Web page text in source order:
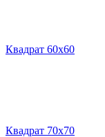
Квадрат 60х60
Квадрат 70х70